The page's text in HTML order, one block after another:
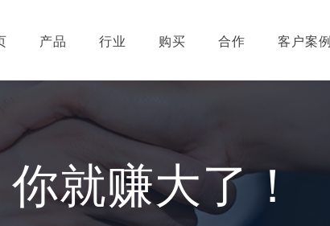
产品 行业 购买 合作 客户案例
就赚大了！